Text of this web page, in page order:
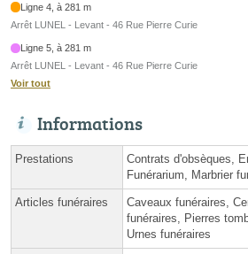
Ligne 4, à 281 m
Arrêt LUNEL - Levant - 46 Rue Pierre Curie
Ligne 5, à 281 m
Arrêt LUNEL - Levant - 46 Rue Pierre Curie
Voir tout
Informations
Prestations
Contrats d'obsèques,
Funérarium, Marbrier
Articles funéraires
Caveaux funéraires,
funéraires, Pierres
Urnes funéraires